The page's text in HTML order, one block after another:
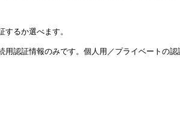
るか選べます。
認証情報のみです。個人用／プライベートの認